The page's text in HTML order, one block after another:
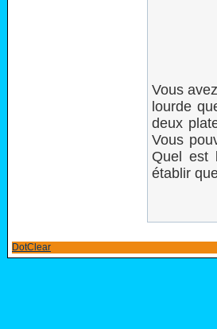
Vous
lourde
deux
Vous
Quel est
établir
DotClear